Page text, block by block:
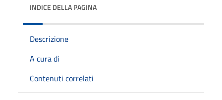
INDICE DELLA PAGINA
Descrizione
A cura di
Contenuti correlati